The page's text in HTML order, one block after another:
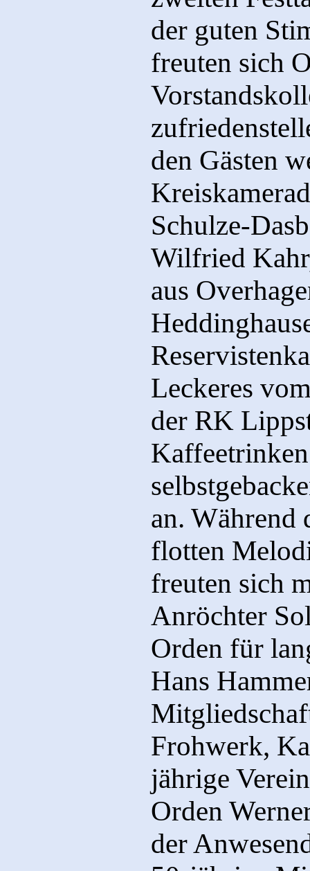
der guten
freuten sich
den Gästen
Schulze-
Wilfried
aus
Leckeres
der RK
an. Während
flotten
freuten sich
Anröchter
Orden für
Hans
Frohwerk,
jährige
Orden
der